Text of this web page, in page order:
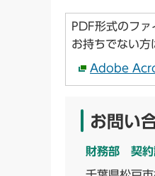
PDF形式のフ
お持ちでない方
Adobe
お問い
財務部 契約